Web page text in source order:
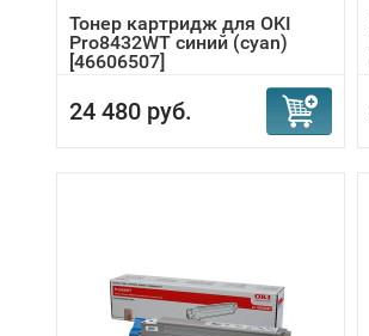
Тонер картридж для OKI
Pro8432WT синий (cyan)
[46606507]
24 480 руб.